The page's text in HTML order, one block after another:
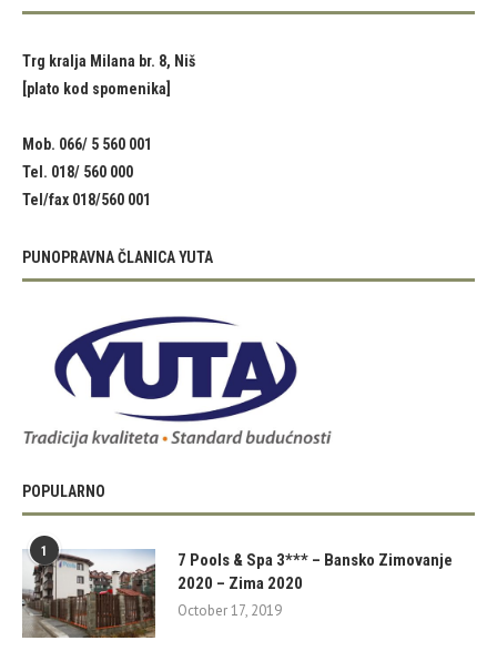
Trg kralja Milana br. 8, Niš
[plato kod spomenika]
Mob. 066/ 5 560 001
Tel. 018/ 560 000
Tel/fax 018/560 001
PUNOPRAVNA ČLANICA YUTA
POPULARNO
1
7 Pools & Spa 3*** – Bansko Zimovanje
2020 – Zima 2020
October 17, 2019